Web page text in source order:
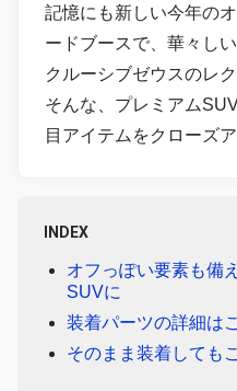
記憶にも新しい今年の
ードブースで、華々し
クルーシブゼウスのレ
そんな、プレミアム
目アイテムをクローズア
INDEX
オフっぽい要素も備
SUVに
装着パーツの詳細は
そのまま装着しても